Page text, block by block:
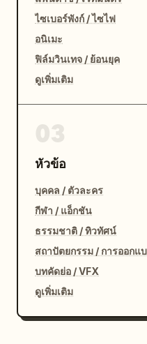
ไซเบอร์พังก์ / ไซไฟ
อนิเมะ
ฟิล์มวินเทจ / ย้อนยุค
ดูเพิ่มเติม
หัวข้อ
บุคคล / ตัวละคร
กีฬา / แอ็กชัน
ธรรมชาติ / ทิวทัศน์
สถาปัตยกรรม / การออกแ
บทคัดย่อ / VFX
ดูเพิ่มเติม